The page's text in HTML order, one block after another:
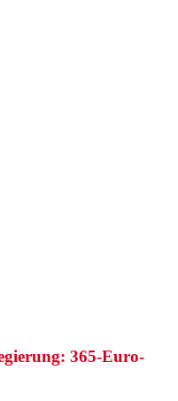
365-Euro-